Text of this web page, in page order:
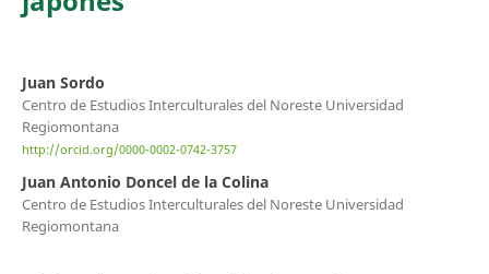
Juan Sordo
Centro de Estudios Interculturales del Noreste Universidad
Regiomontana
http://orcid.org/0000-0002-0742-3757
Juan Antonio Doncel de la Colina
Centro de Estudios Interculturales del Noreste Universidad
Regiomontana